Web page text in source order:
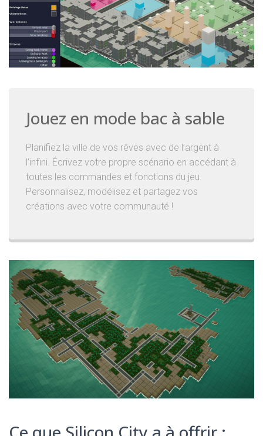
Jouez en mode bac à sable
Planifiez la ville de vos rêves avec de l’argent à
l’infini. Écrivez votre propre scénario en accédant à
toutes les commandes et fonctions du jeu.
Personnalisez, modélisez et partagez vos
créations avec votre communauté !